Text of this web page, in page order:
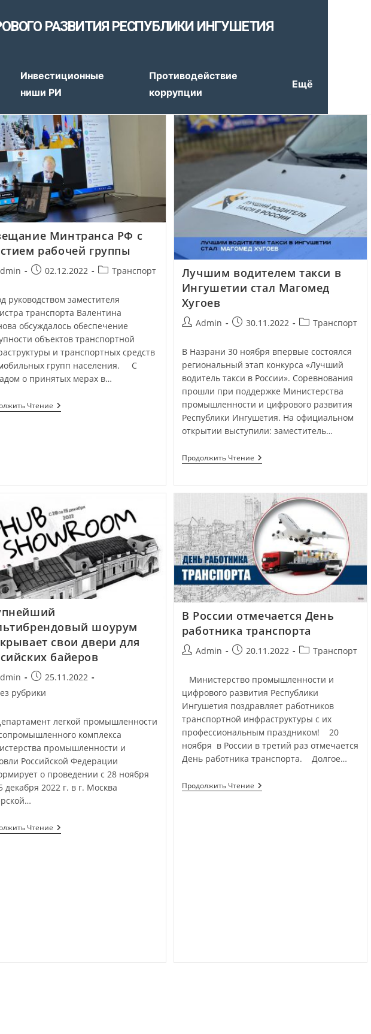
РАЗВИТИЯ РЕСПУБЛИКИ ИНГУШЕТИЯ
Инвестиционные
ниши РИ
Противодействие
коррупции
Ещё
Минтранса РФ с
рабочей группы
02.12.2022 Транспорт
руководством заместителя
транспорта Валентина
обсуждалось обеспечение
объектов транспортной
и транспортных средств
групп населения. С
о принятых мерах в…
Чтение
Лучшим водителем такси в
Ингушетии стал Магомед
Хугоев
Admin 30.11.2022 Транспорт
В Назрани 30 ноября впервые состоялся
региональный этап конкурса «Лучший
водитель такси в России». Соревнования
прошли при поддержке Министерства
промышленности и цифрового развития
Республики Ингушетия. На официальном
открытии выступили: заместитель…
Продолжить Чтение
шоурум
свои двери для
байеров
25.11.2022
рубрики
легкой промышленности
комплекса
промышленности и
Российской Федерации
о проведении с 28 ноября
декабря 2022 г. в г. Москва
Чтение
В России отмечается День
работника транспорта
Admin 20.11.2022 Транспорт
Министерство промышленности и
цифрового развития Республики
Ингушетия поздравляет работников
транспортной инфраструктуры с их
профессиональным праздником! 20
ноября в России в третий раз отмечается
День работника транспорта. Долгое…
Продолжить Чтение